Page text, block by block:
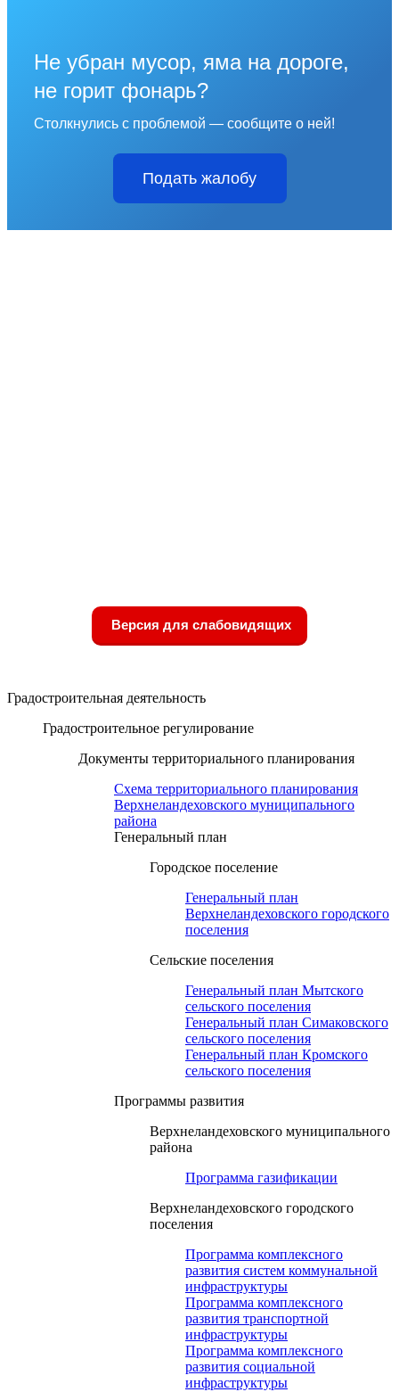
Не убран мусор, яма на дороге,
не горит фонарь?
Столкнулись с проблемой — сообщите о ней!
Подать жалобу
Версия для слабовидящих
Градостроительная деятельность
Градостроительное регулирование
Документы территориального планирования
Схема территориального планирования
Верхнеландеховского муниципального
района
Генеральный план
Городское поселение
Генеральный план
Верхнеландеховского городского
поселения
Сельские поселения
Генеральный план Мытского
сельского поселения
Генеральный план Симаковского
сельского поселения
Генеральный план Кромского
сельского поселения
Программы развития
Верхнеландеховского муниципального
района
Программа газификации
Верхнеландеховского городского
поселения
Программа комплексного
развития систем коммунальной
инфраструктуры
Программа комплексного
развития транспортной
инфраструктуры
Программа комплексного
развития социальной
инфраструктуры